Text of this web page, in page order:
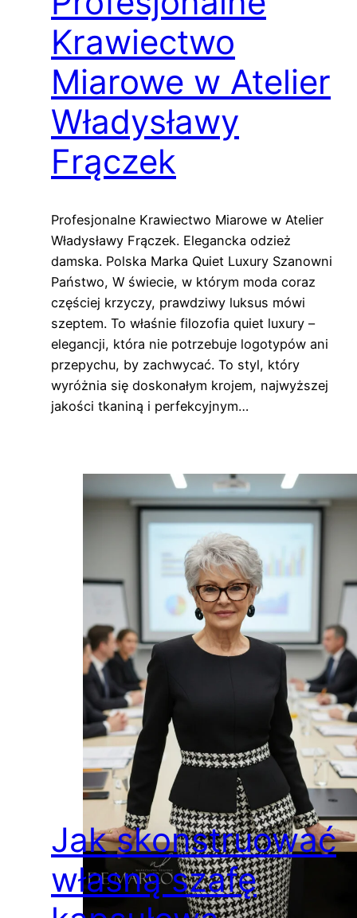
Krawiectwo
Miarowe w Atelier
Władysławy
Frączek
Profesjonalne Krawiectwo Miarowe w Atelier
Władysławy Frączek. Elegancka odzież
damska. Polska Marka Quiet Luxury Szanowni
Państwo, W świecie, w którym moda coraz
częściej krzyczy, prawdziwy luksus mówi
szeptem. To właśnie filozofia quiet luxury –
elegancji, która nie potrzebuje logotypów ani
przepychu, by zachwycać. To styl, który
wyróżnia się doskonałym krojem, najwyższej
jakości tkaniną i perfekcyjnym…
Jak skonstruować
własną szafę